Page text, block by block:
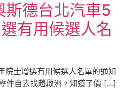
斯德台北汽車5
有用候選人名
院士增選有用候選人名單的通知
件自去找趙啟洲。知道了價 […]